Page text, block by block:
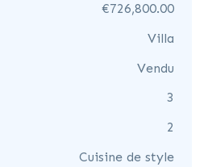
€726,800.00
Villa
Vendu
3
2
Cuisine de style